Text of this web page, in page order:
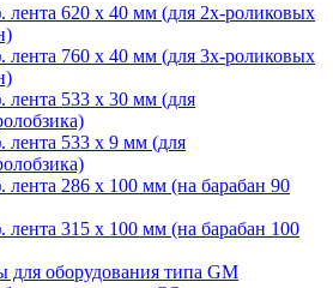
620 х 40 мм (для 2х-роликовых
760 х 40 мм (для 3х-роликовых
533 х 30 мм (для
533 х 9 мм (для
286 х 100 мм (на барабан 90
315 х 100 мм (на барабан 100
для оборудования типа GM